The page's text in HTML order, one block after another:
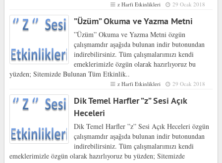
z Harfi Etkinlikleri 29 Ocak 2018
”Üzüm” Okuma ve Yazma Metni
”Üzüm” Okuma ve Yazma Metni özgün
çalışmamdır aşağıda bulunan indir butonundan
indirebilirsiniz. Tüm çalışmalarımızı kendi
emeklerimizle özgün olarak hazırlıyoruz bu
yüzden; Sitemizde Bulunan Tüm Etkinlik..
z Harfi Etkinlikleri 29 Ocak 2018
Dik Temel Harfler ”z” Sesi Açık
Heceleri
Dik Temel Harfler ”z” Sesi Açık Heceleri özgün
çalışmamdır aşağıda bulunan indir butonundan
indirebilirsiniz. Tüm çalışmalarımızı kendi
emeklerimizle özgün olarak hazırlıyoruz bu yüzden; Sitemizde